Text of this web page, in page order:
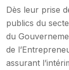
Dès leur prise
publics du
du
de
assurant